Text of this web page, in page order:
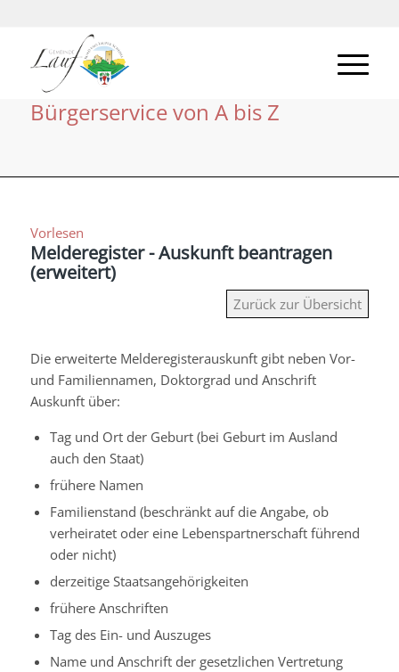
Bürgerservice von A bis Z
Vorlesen
Melderegister - Auskunft beantragen
(erweitert)
Zurück zur Übersicht
Die erweiterte Melderegisterauskunft gibt neben Vor-
und Familiennamen, Doktorgrad und Anschrift
Auskunft über:
Tag und Ort der Geburt (bei Geburt im Ausland
auch den Staat)
frühere Namen
Familienstand (beschränkt auf die Angabe, ob
verheiratet oder eine Lebenspartnerschaft führend
oder nicht)
derzeitige Staatsangehörigkeiten
frühere Anschriften
Tag des Ein- und Auszuges
Name und Anschrift der gesetzlichen Vertretung